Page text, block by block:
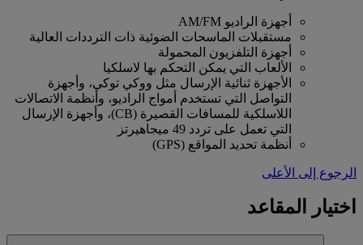
أجهزة الراديو AM/FM
مستقبلات الماسحات الضوئية ذات الترددات العالية
أجهزة التلفزيون المحمولة
الألعاب التي يمكن التحكم بها لاسلكيا
الأجهزة ثنائية الإرسال مثل ووكي توكي، وأجهزة
التواصل التي تستخدم أمواج الراديو، وأنظمة الاتصالات
اللاسلكية للمسافات القصيرة (CB)، وأجهزة الإرسال
التي تعمل على تردد 49 ميجاهيرتز
أنظمة تحديد المواقع (GPS)
الرجوع إلى الأعلى
اختيار المقاعد